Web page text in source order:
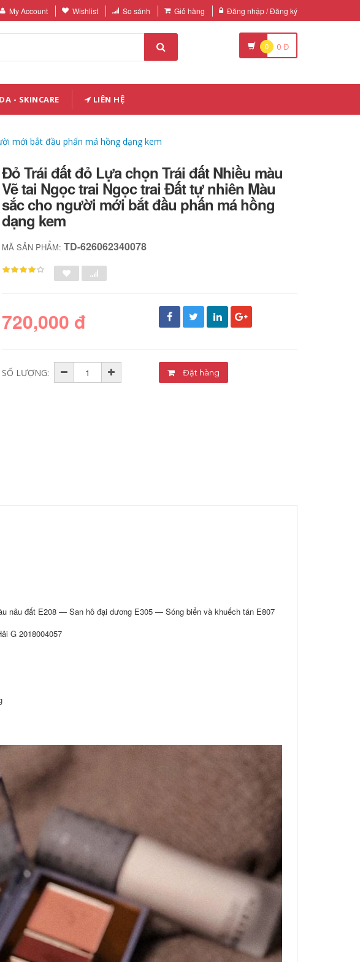
My Account Wishlist So sánh Giỏ hàng Đăng nhập / Đăng ký
0 0 Đ
- SKINCARE LIÊN HỆ
mới bắt đầu phấn má hồng dạng kem
Đỏ Trái đất đỏ Lựa chọn Trái đất Nhiều màu
Vẽ tai Ngọc trai Ngọc trai Đất tự nhiên Màu
sắc cho người mới bắt đầu phấn má hồng
dạng kem
MÃ SẢN PHẨM:TD-626062340078
720,000 đ
SỐ LƯỢNG: Đặt hàng
đất E208 — San hô đại dương E305 — Sóng biển và khuếch tán E807
G 2018004057